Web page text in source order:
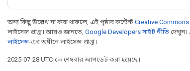
অন্য কিছু উল্লেখ না করা থাকলে, এই পৃষ্ঠার কন্টেন্ট Creative
লাইসেন্স প্রাপ্ত। আরও জানতে, Google Developers সাইট নীতি দেখুন।
লাইসেন্স-এর অধীনে লাইসেন্স প্রাপ্ত।
2025-07-28 UTC-তে শেষবার আপডেট করা হয়েছে।